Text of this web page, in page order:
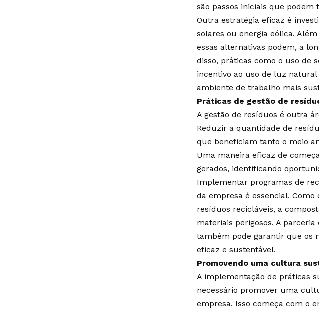
são passos iniciais que podem
Outra estratégia eficaz é
solares ou energia eólica.
essas alternativas podem, a
disso, práticas como o uso de
incentivo ao uso de luz
ambiente de trabalho mais
Práticas de gestão de
A gestão de resíduos é outra
Reduzir a quantidade de
que beneficiam tanto o meio
Uma maneira eficaz de
gerados, identificando
Implementar programas de
da empresa é essencial.
resíduos recicláveis, a
materiais perigosos. A
também pode garantir que os
eficaz e sustentável.
Promovendo uma cultura
A implementação de práticas
necessário promover uma
empresa. Isso começa com o